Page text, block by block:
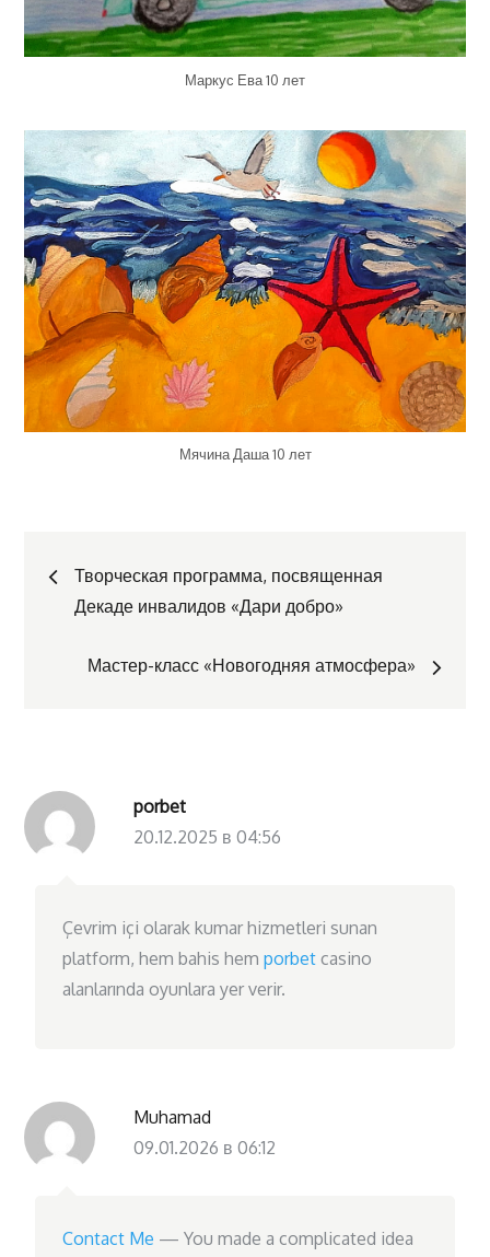
Маркус Ева 10 лет
Мячина Даша 10 лет
Навигация
Творческая программа, посвященная
Декаде инвалидов «Дари добро»
Мастер-класс «Новогодняя атмосфера»
porbet
20.12.2025 в 04:56
Çevrim içi olarak kumar hizmetleri sunan
platform, hem bahis hemporbet casino
alanlarında oyunlara yer verir.
Muhamad
09.01.2026 в 06:12
Contact Me — You made a complicated idea